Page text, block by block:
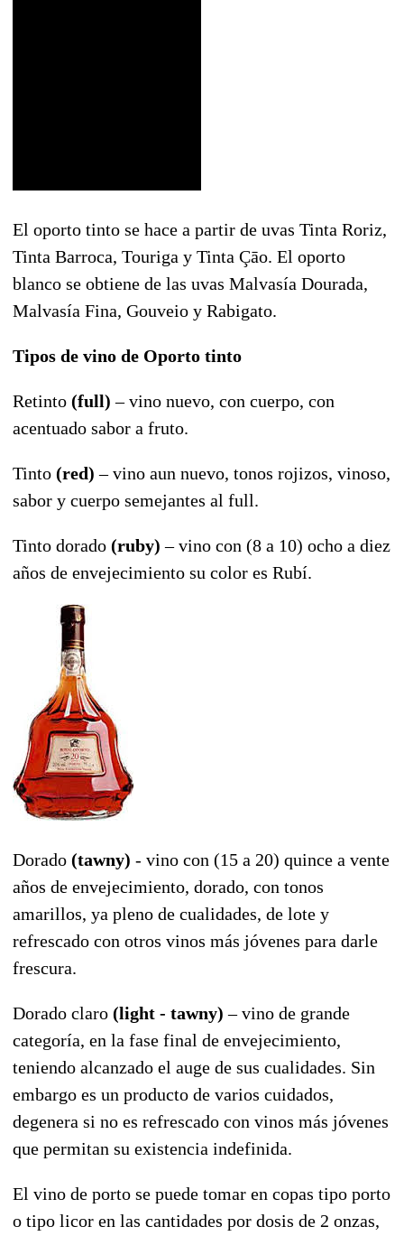
El oporto tinto se hace a partir de uvas Tinta Roriz,
Tinta Barroca, Touriga y Tinta Çāo. El oporto
blanco se obtiene de las uvas Malvasía Dourada,
Malvasía Fina, Gouveio y Rabigato.
Tipos de vino de Oporto tinto
Retinto (full) – vino nuevo, con cuerpo, con
acentuado sabor a fruto.
Tinto (red) – vino aun nuevo, tonos rojizos, vinoso,
sabor y cuerpo semejantes al full.
Tinto dorado (ruby) – vino con (8 a 10) ocho a diez
años de envejecimiento su color es Rubí.
Dorado (tawny) - vino con (15 a 20) quince a vente
años de envejecimiento, dorado, con tonos
amarillos, ya pleno de cualidades, de lote y
refrescado con otros vinos más jóvenes para darle
frescura.
Dorado claro (light - tawny) – vino de grande
categoría, en la fase final de envejecimiento,
teniendo alcanzado el auge de sus cualidades. Sin
embargo es un producto de varios cuidados,
degenera si no es refrescado con vinos más jóvenes
que permitan su existencia indefinida.
El vino de porto se puede tomar en copas tipo porto
o tipo licor en las cantidades por dosis de 2 onzas,